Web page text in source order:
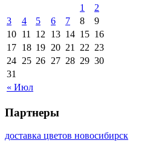
« Июл
1
2
3
4 5 6 7 8
9
10 11 12 13 14 15 16
17 18 19 20 21 22 23
24 25 26 27 28 29 30
31
Партнеры
доставка цветов новосибирск